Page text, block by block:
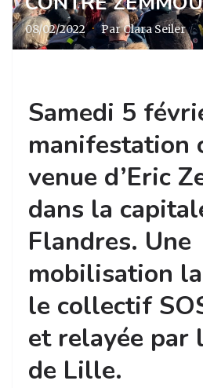
08/02/2022 · Par Clara Seiler
Samedi 5
manifestation
venue d’Eric
dans la
Flandres. Une
mobilisation
le collectif
et relayée par
de Lille.